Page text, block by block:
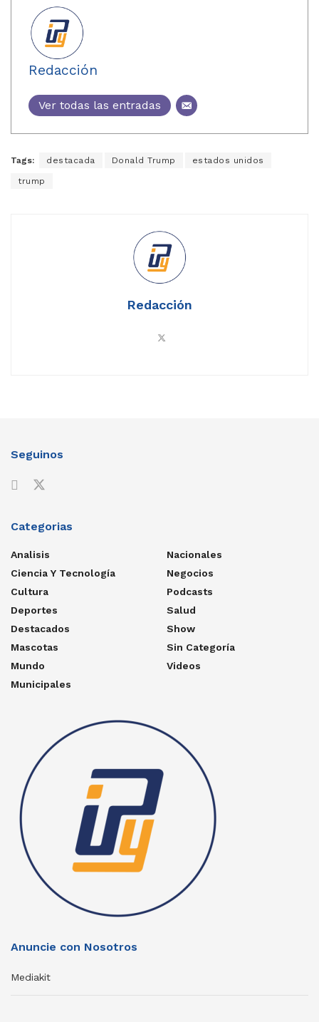
Redacción
Ver todas las entradas
Tags: destacada Donald Trump estados unidos
trump
Redacción
Seguinos
Categorias
Analisis
Ciencia Y Tecnología
Cultura
Deportes
Destacados
Mascotas
Mundo
Municipales
Nacionales
Negocios
Podcasts
Salud
Show
Sin Categoría
Videos
Anuncie con Nosotros
Mediakit